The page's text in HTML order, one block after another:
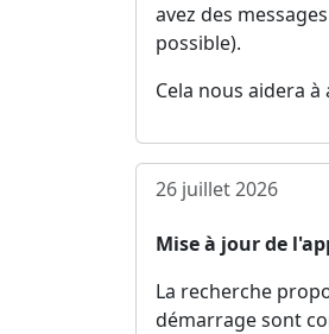
avez des
possible).
Cela nous aidera
26 juillet 2026
Mise à jour de
La recherche
démarrage sont